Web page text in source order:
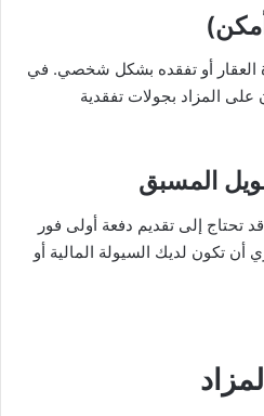
العقار أو تفقده بشكل شخصي. في
المزاد بجولات تفقدية
المسبق
تحتاج إلى تقديم دفعة أولى فور
أن تكون لديك السيولة المالية أو